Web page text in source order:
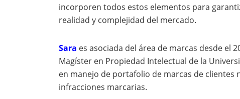
incorporen todos estos elementos para
realidad y complejidad del mercado.
Sara es asociada del área de marcas desde el
Magíster en Propiedad Intelectual de la
en manejo de portafolio de marcas de clientes
infracciones marcarias.